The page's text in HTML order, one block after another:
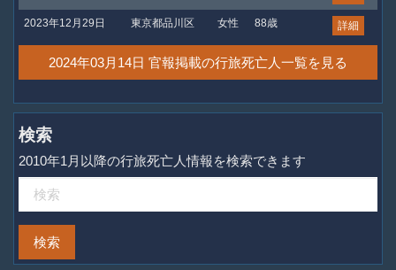
2023年12月29日 東京都品川区 女性 88歳 詳細
2024年03月14日 官報掲載の行旅死亡人一覧を見る
検索
2010年1月以降の行旅死亡人情報を検索できます